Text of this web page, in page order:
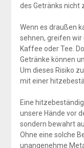
des Getränks nicht
Wenn es draußen
sehnen, greifen
Kaffee oder Tee.
Getränke können
Um dieses Risiko
mit einer
Eine
unsere Hände vor
sondern bewahrt
Ohne eine solche
unangenehme